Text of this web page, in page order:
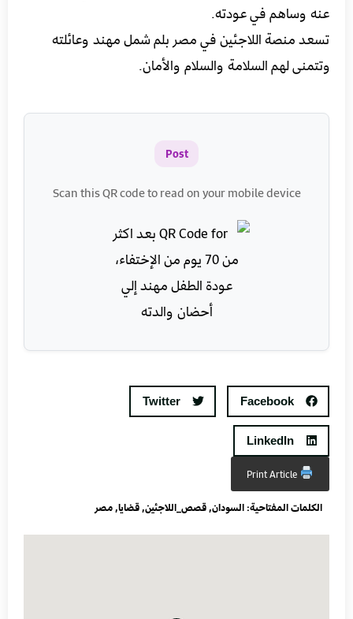
عنه وساهم في عودته.
تسعد منصة اللاجئين في مصر بلم شمل مهند وعائلته
وتتمنى لهم السلامة والسلام والأمان.
Post
Scan this QR code to read on your mobile device
Facebook
Twitter
LinkedIn
Print Article
الكلمات المفتاحية:السودان,قصص_اللاجئين,قضايا,مصر